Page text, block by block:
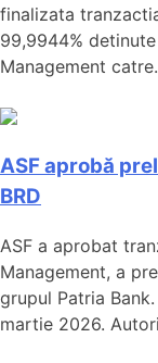
finalizata
99,9944%
Management
ASF aprobă
BRD
ASF a aprobat
Management, a
grupul Patria
martie 2026.